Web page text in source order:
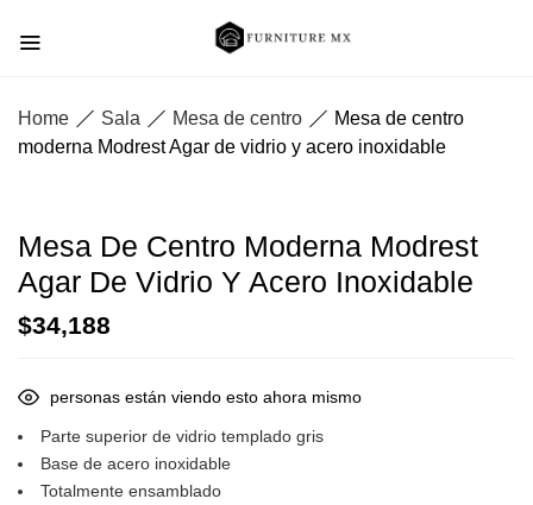
Home Sala Mesa de centro
Mesa de centro
moderna Modrest Agar de vidrio y acero inoxidable
Mesa De Centro Moderna Modrest
Agar De Vidrio Y Acero Inoxidable
$34,188
personas están viendo esto ahora mismo
Parte superior de vidrio templado gris
Base de acero inoxidable
Totalmente ensamblado